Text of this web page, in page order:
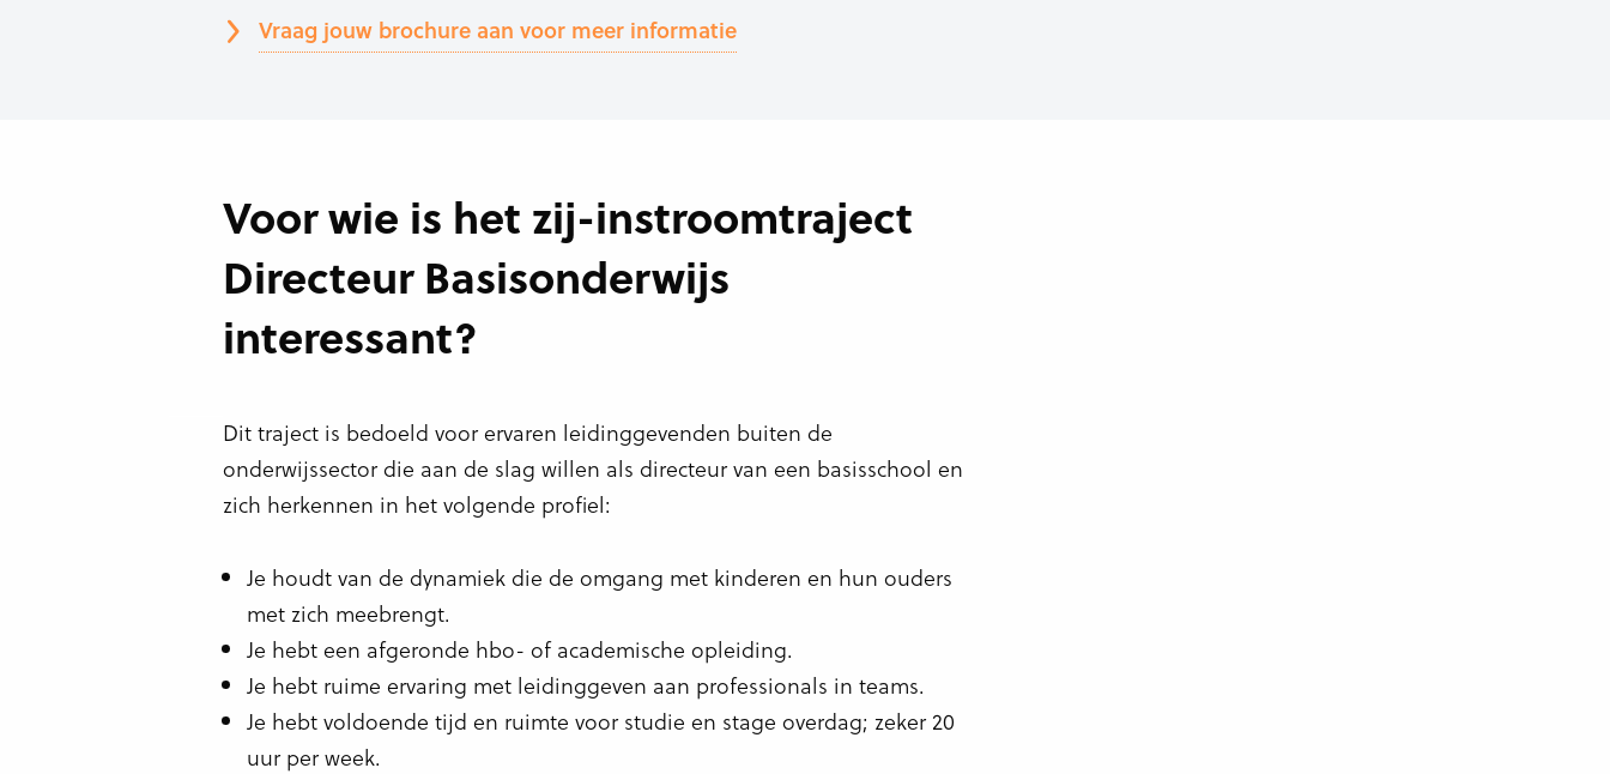
Vraag jouw brochure aan voor meer informatie
Voor wie is het zij-instroomtraject
Directeur Basisonderwijs
interessant?
Dit traject is bedoeld voor ervaren leidinggevenden buiten de
onderwijssector die aan de slag willen als directeur van een basisschool en
zich herkennen in het volgende profiel:
Je houdt van de dynamiek die de omgang met kinderen en hun ouders
met zich meebrengt.
Je hebt een afgeronde hbo- of academische opleiding.
Je hebt ruime ervaring met leidinggeven aan professionals in teams.
Je hebt voldoende tijd en ruimte voor studie en stage overdag; zeker 20
uur per week.